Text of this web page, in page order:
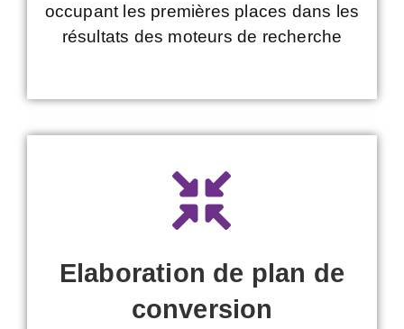
occupant les premières places dans les
résultats des moteurs de recherche
Elaboration de plan de
conversion